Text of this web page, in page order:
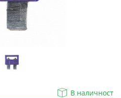
В наличност